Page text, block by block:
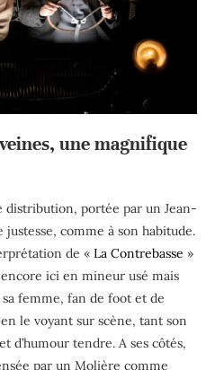
une magnifique
distribution, portée par un Jean-
justesse, comme à son habitude.
de « La Contrebasse »
ici en mineur usé mais
femme, fan de foot et de
le voyant sur scène, tant son
d’humour tendre. A ses côtés,
par un Molière comme